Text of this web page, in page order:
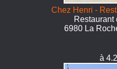
Chez Henri -
Restaurant
6980 La
à